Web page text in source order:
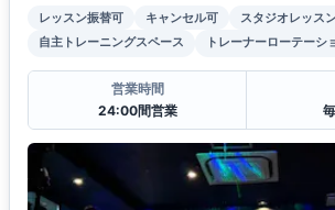
レッスン振替可 キャンセル可 スタジオレッス
自主トレーニングスペース
トレーナーローテーシ
営業時間
24:00間営業